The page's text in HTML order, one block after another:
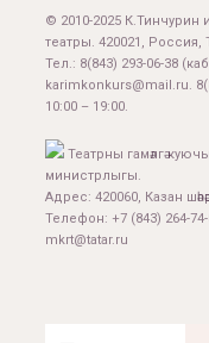
© 2010-2025 К.Тинчурин
театры. 420021, Россия,
Тел.: 8(843) 293-06-38
karimkonkurs@mail.ru.
10:00 – 19:00.
Театрны гамәлгә
министрлыгы.
Адрес: 420060, Казан
Телефон: +7 (843) 264-74-
mkrt@tatar.ru